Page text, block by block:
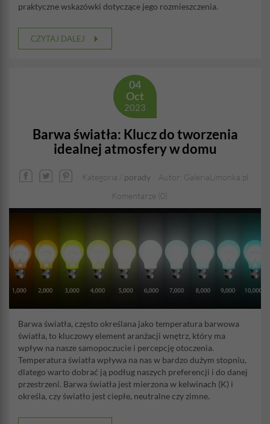
praktyczne wskazówki dotyczące jego rozmieszczenia.
CZYTAJ DALEJ
04
Oct
2023
Barwa światła: Klucz do tworzenia
idealnej atmosfery w domu
Kategoria / porady
Autor: GaleriaLimonka.pl
Komentarze (0)
Barwa światła, często określana jako temperatura barwowa
światła, to kluczowy element aranżacji wnętrz, który ma
wpływ na nasze samopoczucie i percepcję otoczenia.
Temperatura światła wpływa na nas w bardzo dużym stopniu,
dlatego warto dobrać ją podług naszych preferencji i do danej
przestrzeni. Barwa światła jest mierzona w kelwinach (K) i
określa, czy światło jest ciepłe, neutralne czy zimne.